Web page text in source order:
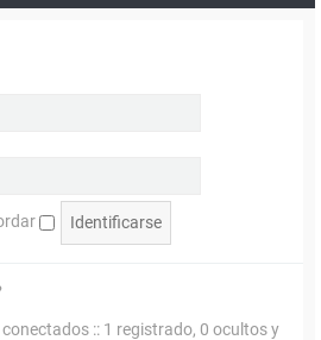
:: 1 registrado, 0 ocultos y